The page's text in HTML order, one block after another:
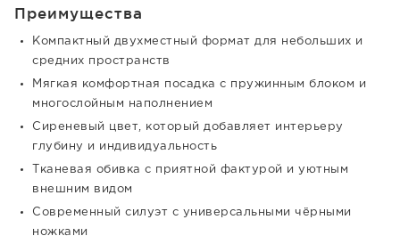
Преимущества
Компактный двухместный формат для небольших и
средних пространств
Мягкая комфортная посадка с пружинным блоком и
многослойным наполнением
Сиреневый цвет, который добавляет интерьеру
глубину и индивидуальность
Тканевая обивка с приятной фактурой и уютным
внешним видом
Современный силуэт с универсальными чёрными
ножками